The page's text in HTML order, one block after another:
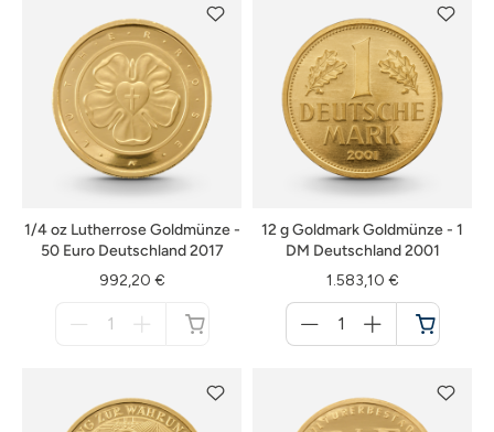
1/4 oz Lutherrose Goldmünze -
50 Euro Deutschland 2017
992,20 €
12 g Goldmark Goldmünze - 1
DM Deutschland 2001
1.583,10 €
für
Warenkorb